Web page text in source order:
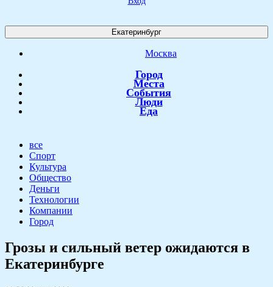
Екатеринбург
Москва
Город
Места
События
Люди
Еда
все
Спорт
Культура
Общество
Деньги
Технологии
Компании
Город
Грозы и сильный ветер ожидаются в
Екатеринбурге